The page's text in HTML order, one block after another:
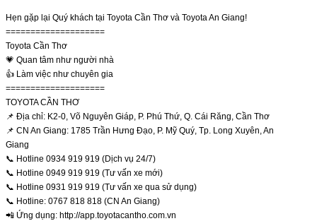
Hẹn gặp lại Quý khách tại Toyota Cần Thơ và Toyota An Giang!
====================
Toyota Cần Thơ
💗 Quan tâm như người nhà
👍 Làm việc như chuyên gia
====================
TOYOTA CẦN THƠ
📌 Địa chỉ: K2-0, Võ Nguyên Giáp, P. Phú Thứ, Q. Cái Răng, Cần Thơ
📌 CN An Giang: 1785 Trần Hưng Đạo, P. Mỹ Quý, Tp. Long Xuyên, An
Giang
📞 Hotline 0934 919 919 (Dịch vụ 24/7)
📞 Hotline 0949 919 919 (Tư vấn xe mới)
📞 Hotline 0931 919 919 (Tư vấn xe qua sử dụng)
📞 Hotline: 0767 818 818 (CN An Giang)
📲 Ứng dụng: http://app.toyotacantho.com.vn